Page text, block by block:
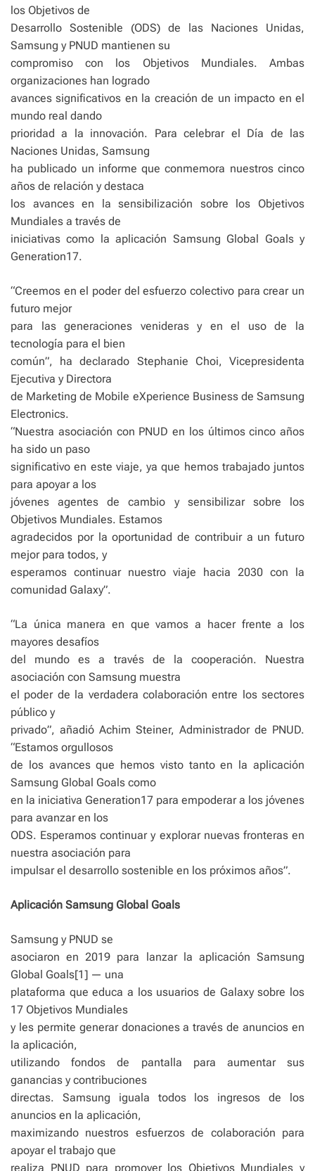
los Objetivos de
Desarrollo Sostenible (ODS) de las Naciones Unidas,
Samsung y PNUD mantienen su
compromiso con los Objetivos Mundiales. Ambas
organizaciones han logrado
avances significativos en la creación de un impacto en el
mundo real dando
prioridad a la innovación. Para celebrar el Día de las
Naciones Unidas, Samsung
ha publicado un informe que conmemora nuestros cinco
años de relación y destaca
los avances en la sensibilización sobre los Objetivos
Mundiales a través de
iniciativas como la aplicación Samsung Global Goals y
Generation17.
“Creemos en el poder del esfuerzo colectivo para crear un
futuro mejor
para las generaciones venideras y en el uso de la
tecnología para el bien
común”, ha declarado Stephanie Choi, Vicepresidenta
Ejecutiva y Directora
de Marketing de Mobile eXperience Business de Samsung
Electronics.
“Nuestra asociación con PNUD en los últimos cinco años
ha sido un paso
significativo en este viaje, ya que hemos trabajado juntos
para apoyar a los
jóvenes agentes de cambio y sensibilizar sobre los
Objetivos Mundiales. Estamos
agradecidos por la oportunidad de contribuir a un futuro
mejor para todos, y
esperamos continuar nuestro viaje hacia 2030 con la
comunidad Galaxy”.
“La única manera en que vamos a hacer frente a los
mayores desafíos
del mundo es a través de la cooperación. Nuestra
asociación con Samsung muestra
el poder de la verdadera colaboración entre los sectores
público y
privado”, añadió Achim Steiner, Administrador de PNUD.
“Estamos orgullosos
de los avances que hemos visto tanto en la aplicación
Samsung Global Goals como
en la iniciativa Generation17 para empoderar a los jóvenes
para avanzar en los
ODS. Esperamos continuar y explorar nuevas fronteras en
nuestra asociación para
impulsar el desarrollo sostenible en los próximos años”.
Aplicación Samsung Global Goals
Samsung y PNUD se
asociaron en 2019 para lanzar la aplicación Samsung
Global Goals[1] — una
plataforma que educa a los usuarios de Galaxy sobre los
17 Objetivos Mundiales
y les permite generar donaciones a través de anuncios en
la aplicación,
utilizando fondos de pantalla para aumentar sus
ganancias y contribuciones
directas. Samsung iguala todos los ingresos de los
anuncios en la aplicación,
maximizando nuestros esfuerzos de colaboración para
apoyar el trabajo que
realiza PNUD para promover los Objetivos Mundiales y